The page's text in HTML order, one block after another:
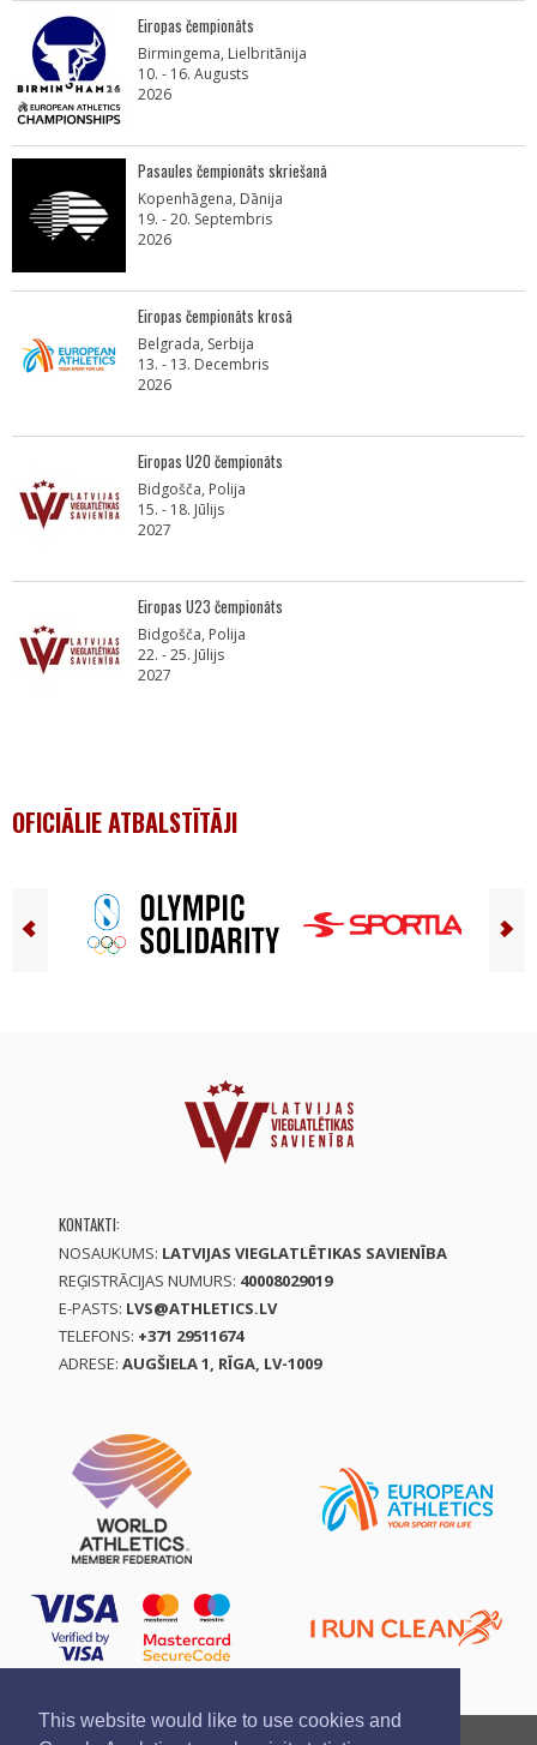
This website would like to use cookies and
Eiropas čempionāts
Birmingema, Lielbritānija
10. - 16. Augusts
2026
Pasaules čempionāts skriešanā
Kopenhāgena, Dānija
19. - 20. Septembris
2026
Eiropas čempionāts krosā
Belgrada, Serbija
13. - 13. Decembris
2026
Eiropas U20 čempionāts
Bidgošča, Polija
15. - 18. Jūlijs
2027
Eiropas U23 čempionāts
Bidgošča, Polija
22. - 25. Jūlijs
2027
OFICIĀLIE ATBALSTĪTĀJI
KONTAKTI:
NOSAUKUMS: LATVIJAS VIEGLATLĒTIKAS SAVIENĪBA
REĢISTRĀCIJAS NUMURS: 40008029019
E-PASTS: LVS@ATHLETICS.LV
TELEFONS: +371 29511674
ADRESE: AUGŠIELA 1, RĪGA, LV-1009